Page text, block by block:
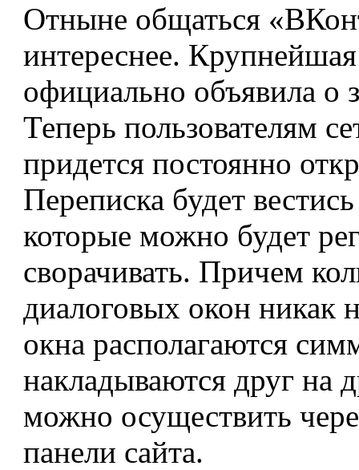
Отныне общаться «
интереснее.
официально объявила о
Теперь пользователям
придется постоянно
Переписка будет
которые можно будет
сворачивать. Причем
диалоговых окон никак
окна располагаются
накладываются друг на
можно осуществить
панели сайта.